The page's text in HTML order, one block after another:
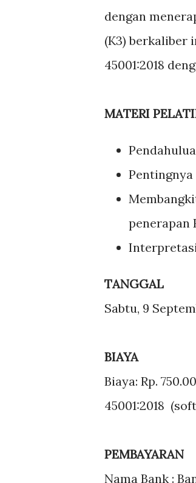
dengan
(K3) berkaliber
45001:2018
MATERI
penerapan
Interpretasi
TANGGAL
Sabtu, 9
BIAYA
Biaya: Rp.
45001:2018
PEMBAYARAN
Nama Bank :